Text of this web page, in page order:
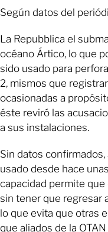
Según datos del
La Repubblica el
océano Ártico, lo que
sido usado para
2, mismos que
ocasionadas a
éste reviró las
a sus instalaciones.
Sin datos
usado desde hace
capacidad permite
sin tener que regresar
lo que evita que otras
que aliados de la